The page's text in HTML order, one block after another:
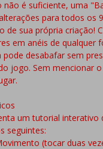
não é suficiente, uma
para todos os
de sua própria criação!
em anéis de
desabafar sem
jogo. Sem mencionar
um tutorial interativo
seguintes:
(tocar duas